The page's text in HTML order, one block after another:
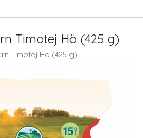
Timotej Hö (425 g)
Timotej Hö (425 g)